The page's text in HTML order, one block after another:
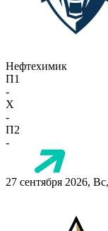
Нефтехимик
П1
-
X
-
П2
-
27 сентября 2026,